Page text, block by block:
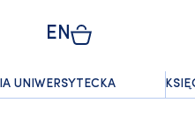
EN
UNIWERSYTECKA